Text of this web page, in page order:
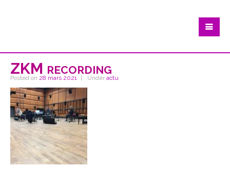
ZKM recording
Posted on 28 mars 2021 Under actu